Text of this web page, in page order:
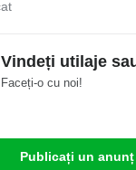
Vindeți utilaje
Faceți-o cu noi!
Publicați un anunț